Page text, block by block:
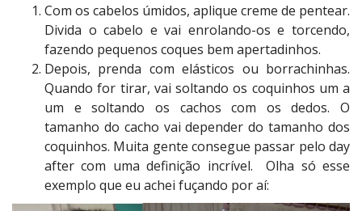
Com os cabelos úmidos, aplique creme de pentear.
Divida o cabelo e vai enrolando-os e torcendo,
fazendo pequenos coques bem apertadinhos.
Depois, prenda com elásticos ou borrachinhas.
Quando for tirar, vai soltando os coquinhos um a
um e soltando os cachos com os dedos. O
tamanho do cacho vai depender do tamanho dos
coquinhos. Muita gente consegue passar pelo day
after com uma definição incrível. Olha só esse
exemplo que eu achei fuçando por aí: